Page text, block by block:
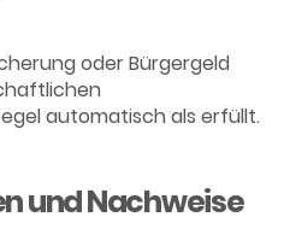
oder Bürgergeld
automatisch als erfüllt.
und Nachweise